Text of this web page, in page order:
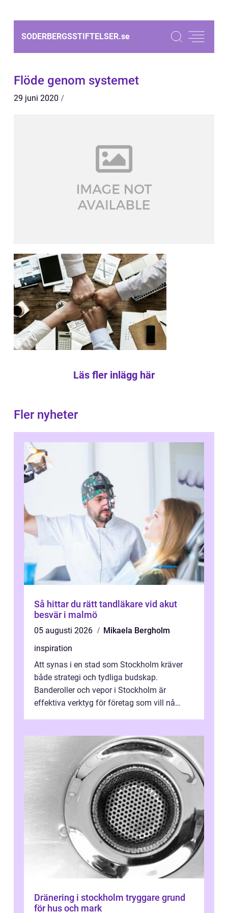
SODERBERGSSTIFTELSER.se
Flöde genom systemet
29 juni 2020
Läs fler inlägg här
Fler nyheter
Så hittar du rätt tandläkare vid akut
besvär i malmö
05 augusti 2026
Mikaela Bergholm
inspiration
Att synas i en stad som Stockholm kräver
både strategi och tydliga budskap.
Banderoller och vepor i Stockholm är
effektiva verktyg för företag som vill nå
Dränering i stockholm tryggare grund
för hus och mark